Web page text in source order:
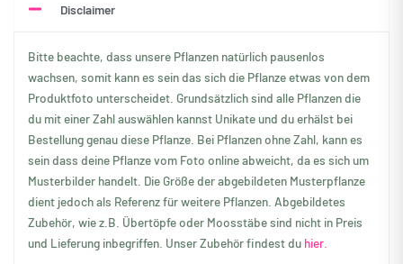
Disclaimer
Bitte beachte, dass unsere Pflanzen natürlich pausenlos
wachsen, somit kann es sein das sich die Pflanze etwas von dem
Produktfoto unterscheidet. Grundsätzlich sind alle Pflanzen die
du mit einer Zahl auswählen kannst Unikate und du erhälst bei
Bestellung genau diese Pflanze. Bei Pflanzen ohne Zahl, kann es
sein dass deine Pflanze vom Foto online abweicht, da es sich um
Musterbilder handelt. Die Größe der abgebildeten Musterpflanze
dient jedoch als Referenz für weitere Pflanzen. Abgebildetes
Zubehör, wie z.B. Übertöpfe oder Moosstäbe sind nicht in Preis
und Lieferung inbegriffen. Unser Zubehör findest du hier.